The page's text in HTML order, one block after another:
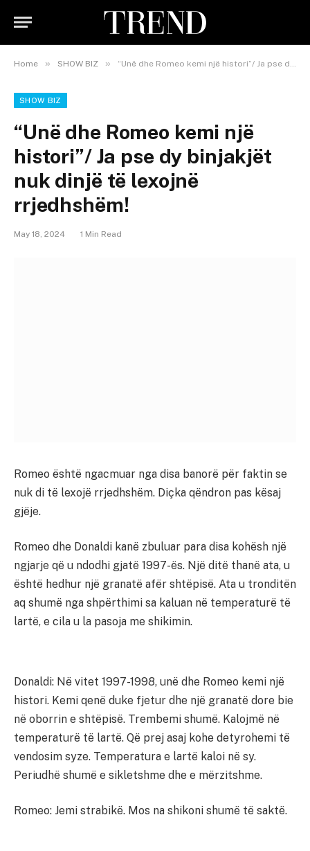
Home » SHOW BIZ » “Unë dhe Romeo kemi një histori”/ Ja pse dy binjakjët nuk dinjë të lexojnë rrjedhshëm!
SHOW BIZ
“Unë dhe Romeo kemi një
histori”/ Ja pse dy binjakjët
nuk dinjë të lexojnë
rrjedhshëm!
May 18, 2024 1 Min Read
Romeo është ngacmuar nga disa banorë për faktin se
nuk di të lexojë rrjedhshëm. Diçka qëndron pas kësaj
gjëje.
Romeo dhe Donaldi kanë zbuluar para disa kohësh një
ngjarje që u ndodhi gjatë 1997-ës. Një ditë thanë ata, u
është hedhur një granatë afër shtëpisë. Ata u tronditën
aq shumë nga shpërthimi sa kaluan në temperaturë të
lartë, e cila u la pasoja me shikimin.
Donaldi: Në vitet 1997-1998, unë dhe Romeo kemi një
histori. Kemi qenë duke fjetur dhe një granatë dore bie
në oborrin e shtëpisë. Trembemi shumë. Kalojmë në
temperaturë të lartë. Që prej asaj kohe detyrohemi të
vendosim syze. Temperatura e lartë kaloi në sy.
Periudhë shumë e sikletshme dhe e mërzitshme.
Romeo: Jemi strabikë. Mos na shikoni shumë të saktë.